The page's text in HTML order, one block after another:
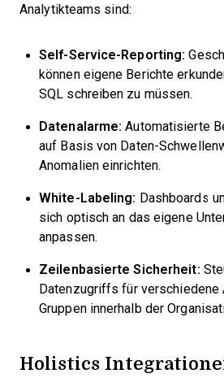
Analytikteams sind:
Self-Service-Reporting:
können eigene Berichte
SQL schreiben zu müssen.
Datenalarme: Automatisierte
auf Basis von Daten-
Anomalien einrichten.
White-Labeling: Dashboards
sich optisch an das eigene
anpassen.
Zeilenbasierte Sicherheit:
Datenzugriffs für verschiedene
Gruppen innerhalb der
Holistics